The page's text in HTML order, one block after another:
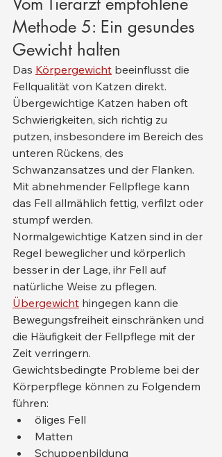
Methode 5: Ein gesundes
Gewicht halten
Das Körpergewicht beeinflusst die
Fellqualität von Katzen direkt.
Übergewichtige Katzen haben oft
Schwierigkeiten, sich richtig zu
putzen, insbesondere im Bereich des
unteren Rückens, des
Schwanzansatzes und der Flanken.
Mit abnehmender Fellpflege kann
das Fell allmählich fettig, verfilzt oder
stumpf werden.
Normalgewichtige Katzen sind in der
Regel beweglicher und körperlich
besser in der Lage, ihr Fell auf
natürliche Weise zu pflegen.
Übergewicht hingegen kann die
Bewegungsfreiheit einschränken und
die Häufigkeit der Fellpflege mit der
Zeit verringern.
Gewichtsbedingte Probleme bei der
Körperpflege können zu Folgendem
führen:
öliges Fell
Matten
Schuppenbildung